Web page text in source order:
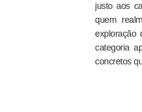
justo aos
quem
exploração
categoria
concretos